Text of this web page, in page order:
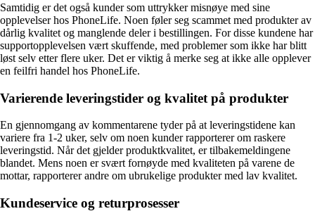
Samtidig er det også kunder som uttrykker misnøye med sine
opplevelser hos PhoneLife. Noen føler seg scammet med produkter av
dårlig kvalitet og manglende deler i bestillingen. For disse kundene har
supportopplevelsen vært skuffende, med problemer som ikke har blitt
løst selv etter flere uker. Det er viktig å merke seg at ikke alle opplever
en feilfri handel hos PhoneLife.
Varierende leveringstider og kvalitet på produkter
En gjennomgang av kommentarene tyder på at leveringstidene kan
variere fra 1-2 uker, selv om noen kunder rapporterer om raskere
leveringstid. Når det gjelder produktkvalitet, er tilbakemeldingene
blandet. Mens noen er svært fornøyde med kvaliteten på varene de
mottar, rapporterer andre om ubrukelige produkter med lav kvalitet.
Kundeservice og returprosesser